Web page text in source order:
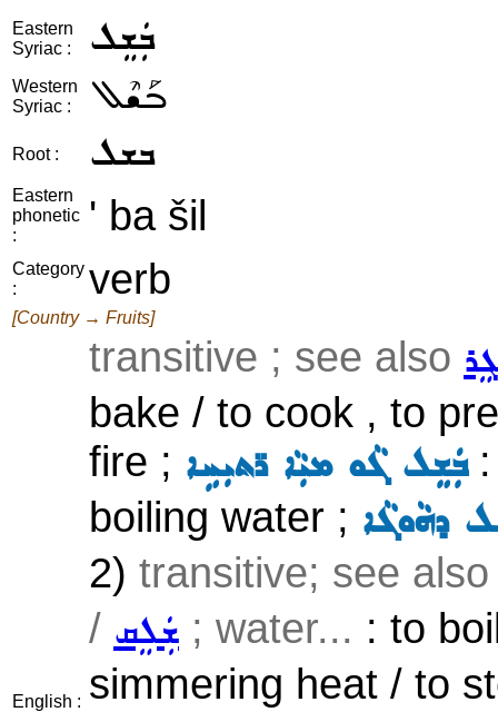
Eastern
Syriac :
ܒܲܫܸܠ
Western
Syriac :
ܒܰܫܶܠ
Root : ܒܫܠ
Eastern
phonetic
:
' ba šil
Category
:
verb
[Country → Fruits]
English :
transitive ; see also
bake / to cook , to
fire ; ܒܲܫܸܠ ܓܵܘ ܡܝܼܵܐ ܪ̈ܬܝܼܚܹܐ:
boiling water ; ܕܗܵܘܓܵܐ
2) transitive; see
/ ܫܲܠܸܩ ; water... : to
simmering heat / to